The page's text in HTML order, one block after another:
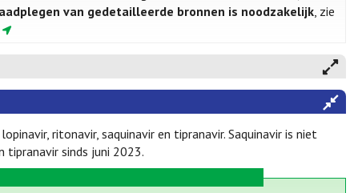
van gedetailleerde bronnen is noodzakelijk, zie
ritonavir, saquinavir en tipranavir. Saquinavir is niet
tipranavir sinds juni 2023.